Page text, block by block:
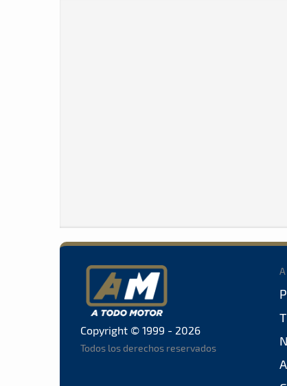
Copyright © 1999 - 2026
Todos los derechos reservados